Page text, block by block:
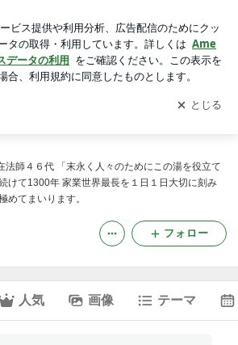
して ブログの更新通知
を受け取りまし
開く
師４６代 「末永く人々のためにこの湯を役立て
けて1300年 家業世界最長を１日１日大切に刻み
めてまいります。
フォロー
人気 画像 テーマ